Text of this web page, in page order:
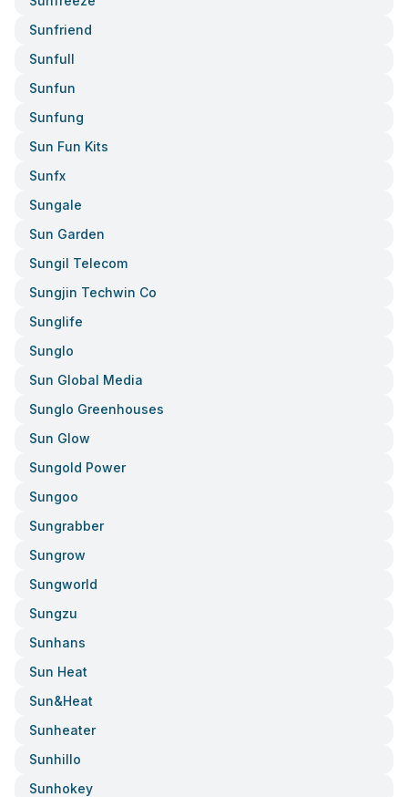
Sunfriend
Sunfull
Sunfun
Sunfung
Sun Fun Kits
Sunfx
Sungale
Sun Garden
Sungil Telecom
Sungjin Techwin Co
Sunglife
Sunglo
Sun Global Media
Sunglo Greenhouses
Sun Glow
Sungold Power
Sungoo
Sungrabber
Sungrow
Sungworld
Sungzu
Sunhans
Sun Heat
Sun&heat
Sunheater
Sunhillo
Sunhokey